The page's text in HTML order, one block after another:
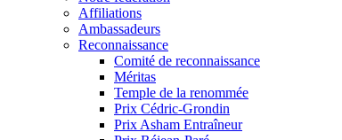
Affiliations
Ambassadeurs
Reconnaissance
Comité de reconnaissance
Méritas
Temple de la renommée
Prix Cédric-Grondin
Prix Asham Entraîneur